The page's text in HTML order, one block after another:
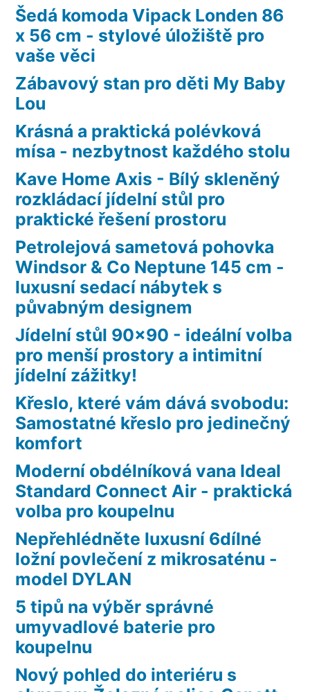
Šedá komoda Vipack Londen 86
x 56 cm - stylové úložiště pro
vaše věci
Zábavový stan pro děti My Baby
Lou
Krásná a praktická polévková
mísa - nezbytnost každého stolu
Kave Home Axis - Bílý skleněný
rozkládací jídelní stůl pro
praktické řešení prostoru
Petrolejová sametová pohovka
Windsor & Co Neptune 145 cm -
luxusní sedací nábytek s
půvabným designem
Jídelní stůl 90×90 - ideální volba
pro menší prostory a intimitní
jídelní zážitky!
Křeslo, které vám dává svobodu:
Samostatné křeslo pro jedinečný
komfort
Moderní obdélníková vana Ideal
Standard Connect Air - praktická
volba pro koupelnu
Nepřehlédněte luxusní 6dílné
ložní povlečení z mikrosaténu -
model DYLAN
5 tipů na výběr správné
umyvadlové baterie pro
koupelnu
Nový pohled do interiéru s